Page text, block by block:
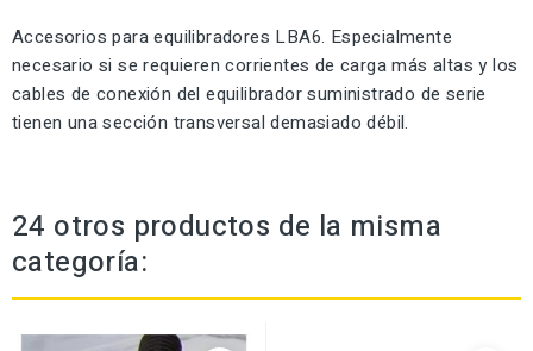
Accesorios para equilibradores LBA6. Especialmente
necesario si se requieren corrientes de carga más altas y los
cables de conexión del equilibrador suministrado de serie
tienen una sección transversal demasiado débil.
24 otros productos de la misma
categoría: